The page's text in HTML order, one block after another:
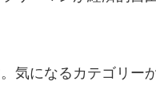
気になるカテゴリー